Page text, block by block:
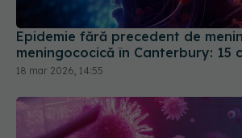
Epidemie fără precedent de
meningococică în Canterbury: 15
18 mar 2026, 14:55